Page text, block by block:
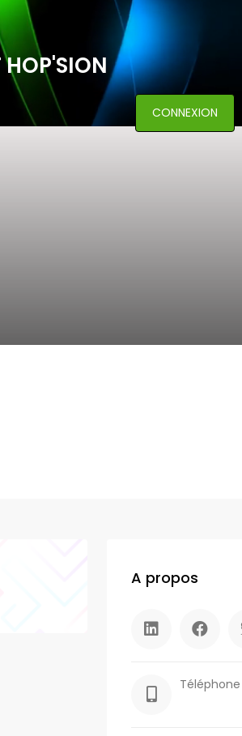
HOP'SION
CONNEXION
A propos
Téléphone